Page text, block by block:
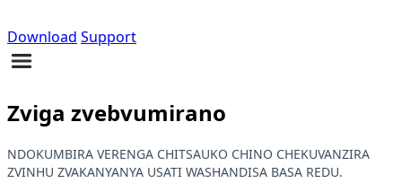
Download Support
Zviga zvebvumirano
NDOKUMBIRA VERENGA CHITSAUKO CHINO CHEKUVANZIRA
ZVINHU ZVAKANYANYA USATI WASHANDISA BASA REDU.